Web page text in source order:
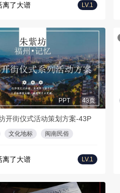
离了大谱 LV.1
PPT 43页
开街仪式活动策划方案-43P
文化地标 闽南民俗
离了大谱 LV.1